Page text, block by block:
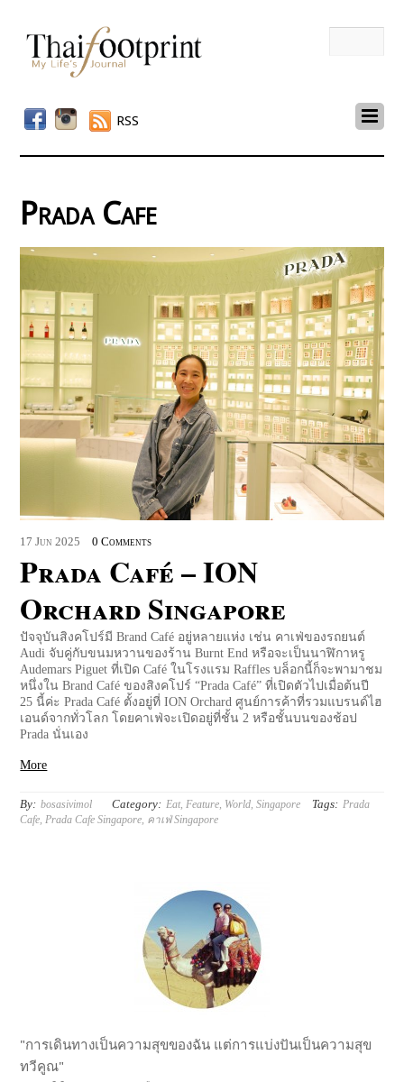
RSS
Prada Cafe
17 Jun 2025 0 Comments
Prada Café – ION
Orchard Singapore
ปัจจุบันสิงคโปร์มี Brand Café อยู่หลายแห่ง เช่น คาเฟ่ของรถยนต์
Audi จับคู่กับขนมหวานของร้าน Burnt End หรือจะเป็นนาฬิกาหรู
Audemars Piguet ที่เปิด Café ในโรงแรม Raffles บล็อกนี้ก็จะพามาชม
หนึ่งใน Brand Café ของสิงคโปร์ “Prada Café” ที่เปิดตัวไปเมื่อต้นปี
25 นี้ค่ะ Prada Café ตั้งอยู่ที่ ION Orchard ศูนย์การค้าที่รวมแบรนด์ไฮ
เอนด์จากทั่วโลก โดยคาเฟ่จะเปิดอยู่ที่ชั้น 2 หรือชั้นบนของช้อป
Prada นั่นเอง
More
By: bosasivimol Category: Eat,Feature, World,Singapore Tags: Prada
Cafe,Prada Cafe Singapore, คาเฟ่ Singapore
"การเดินทางเป็นความสุขของฉัน แต่การแบ่งปันเป็นความสุข
ทวีคูณ"